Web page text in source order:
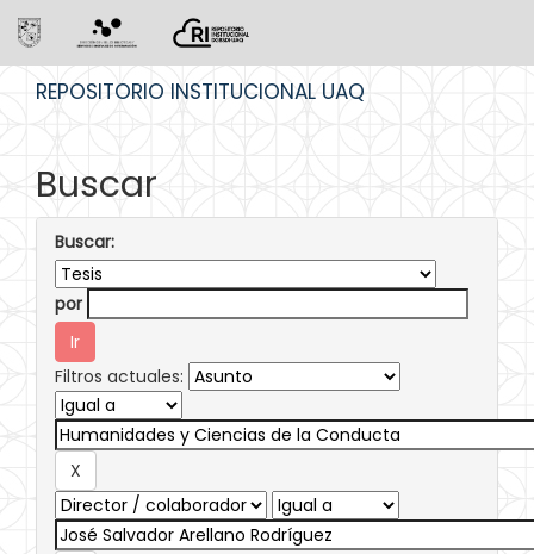
REPOSITORIO INSTITUCIONAL UAQ
Buscar
Buscar:
por
Filtros actuales: